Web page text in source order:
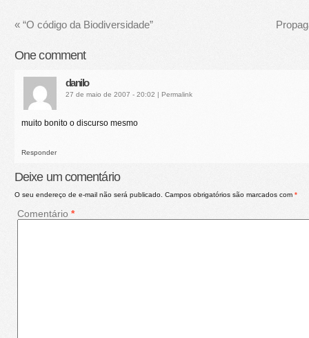
« “O código da Biodiversidade”
Onecomment
danilo
27 de maio de 2007 - 20:02 | Permalink
muito bonito o discurso mesmo
Responder
Deixe um comentário
O seu endereço de e-mail não será publicado. Campos obrigatórios são marcados com *
Comentário *